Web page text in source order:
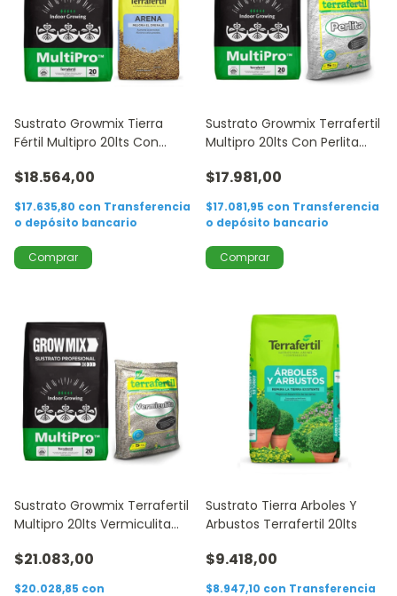
Sustrato Growmix Tierra
Fértil Multipro 20lts Con
$18.564,00
$17.635,80 con Transferencia
o depósito bancario
Sustrato Growmix Terrafertil
Multipro 20lts Con Perlita
$17.981,00
$17.081,95 con Transferencia
o depósito bancario
Sustrato Growmix Terrafertil
Multipro 20lts Vermiculita
$21.083,00
$20.028,85 con
Sustrato Tierra Arboles Y
Arbustos Terrafertil 20lts
$9.418,00
$8.947,10 con Transferencia